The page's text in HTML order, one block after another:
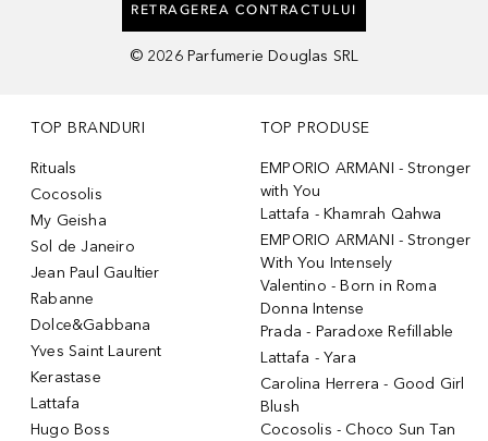
RETRAGEREA CONTRACTULUI
© 2026 Parfumerie Douglas SRL
TOP BRANDURI
Rituals
Cocosolis
My Geisha
Sol de Janeiro
Jean Paul Gaultier
Rabanne
Dolce&Gabbana
Yves Saint Laurent
Kerastase
Lattafa
Hugo Boss
TOP PRODUSE
EMPORIO ARMANI - Stronger
with You
Lattafa - Khamrah Qahwa
EMPORIO ARMANI - Stronger
With You Intensely
Valentino - Born in Roma
Donna Intense
Prada - Paradoxe Refillable
Lattafa - Yara
Carolina Herrera - Good Girl
Blush
Cocosolis - Choco Sun Tan